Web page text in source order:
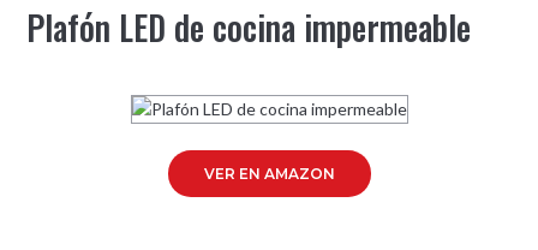
Plafón LED de cocina impermeable
VER EN AMAZON